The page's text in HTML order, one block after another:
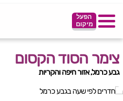
הפעל
מיקום
צימר הסוד הקסום
גבע כרמל, אזור חיפה והקריות